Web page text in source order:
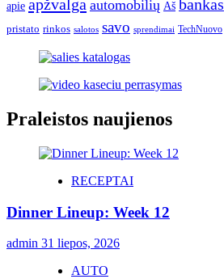
apie apžvalga automobilių Aš bankas
pristato rinkos salotos savo sprendimai TechNuovo
Praleistos naujienos
RECEPTAI
Dinner Lineup: Week 12
admin 31 liepos, 2026
AUTO